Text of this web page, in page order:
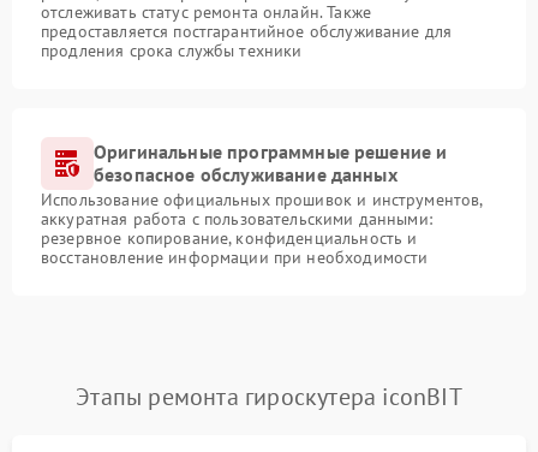
отслеживать статус ремонта онлайн. Также
предоставляется постгарантийное обслуживание для
продления срока службы техники
Оригинальные программные решение и
безопасное обслуживание данных
Использование официальных прошивок и инструментов,
аккуратная работа с пользовательскими данными:
резервное копирование, конфиденциальность и
восстановление информации при необходимости
Этапы ремонта гироскутера iconBIT